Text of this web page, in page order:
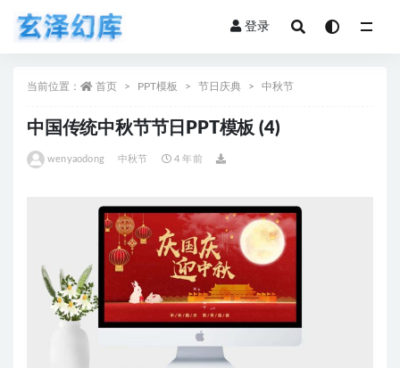
登录
当前位置： 首页 PPT模板 节日庆典 中秋节
中国传统中秋节节日PPT模板 (4)
wenyaodong 中秋节 4 年前